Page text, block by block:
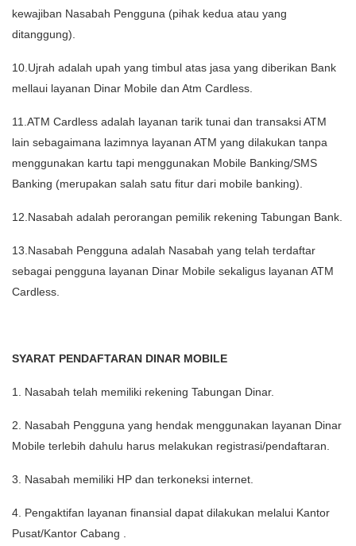
kewajiban Nasabah Pengguna (pihak kedua atau yang
ditanggung).
10.Ujrah adalah upah yang timbul atas jasa yang diberikan Bank
mellaui layanan Dinar Mobile dan Atm Cardless.
11.ATM Cardless adalah layanan tarik tunai dan transaksi ATM
lain sebagaimana lazimnya layanan ATM yang dilakukan tanpa
menggunakan kartu tapi menggunakan Mobile Banking/SMS
Banking (merupakan salah satu fitur dari mobile banking).
12.Nasabah adalah perorangan pemilik rekening Tabungan Bank.
13.Nasabah Pengguna adalah Nasabah yang telah terdaftar
sebagai pengguna layanan Dinar Mobile sekaligus layanan ATM
Cardless.
SYARAT PENDAFTARAN DINAR MOBILE
1. Nasabah telah memiliki rekening Tabungan Dinar.
2. Nasabah Pengguna yang hendak menggunakan layanan Dinar
Mobile terlebih dahulu harus melakukan registrasi/pendaftaran.
3. Nasabah memiliki HP dan terkoneksi internet.
4. Pengaktifan layanan finansial dapat dilakukan melalui Kantor
Pusat/Kantor Cabang .